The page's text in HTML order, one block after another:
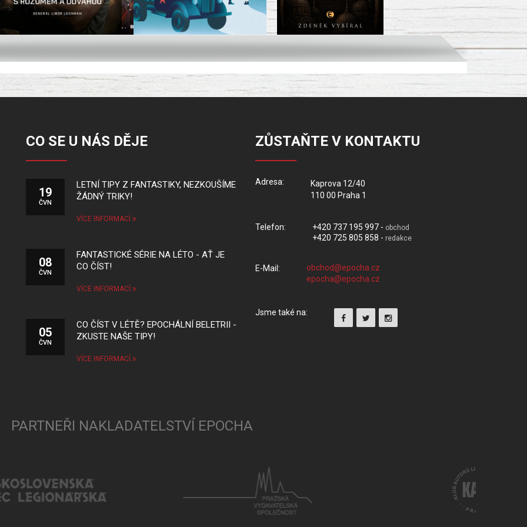
CO SE U NÁS DĚJE
19
ČVN
LETNÍ TIPY Z FANTASTIKY, NEZKOUŠÍME
ŽÁDNÝ TRIKY!
VÍCE INFORMACÍ
08
ČVN
FANTASTICKÉ SÉRIE NA LÉTO - AŤ JE
CO ČÍST!
VÍCE INFORMACÍ
05
ČVN
CO ČÍST V LÉTĚ? EPOCHÁLNÍ BELETRII -
ZKUSTE NAŠE TIPY!
VÍCE INFORMACÍ
ZŮSTAŇTE V KONTAKTU
Adresa:
Kaprova 12/40
110 00 Praha 1
Telefon: +420 737 195 997 - obchod
+420 725 805 858 - redakce
E-Mail:
Jsme také na:
PARTNEŘI NAKLADATELSTVÍ EPOCHA